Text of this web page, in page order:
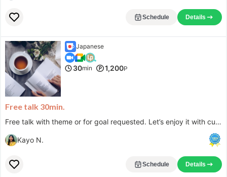
Hyejin.J
***umi1211
先生とは毎回楽しくお話させていただいてます。
Chiseko
Schedule Details
Free talk 30min.
Free talk with theme or for goal requested. Let’s enjoy it with cup of drink♪
Japanese
30min 1,200P
Kayo N.
Schedule Details